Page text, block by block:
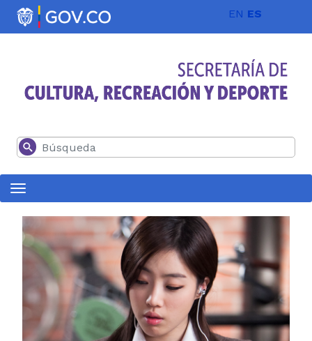
Pasar al contenido principal EN ES
Buscar